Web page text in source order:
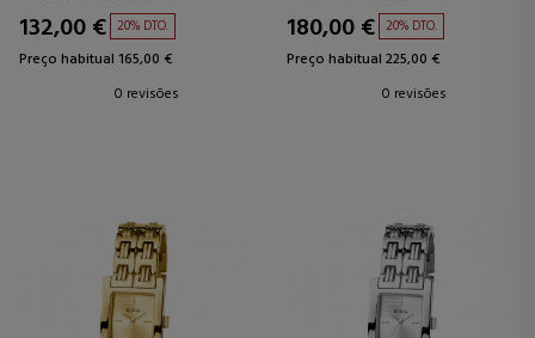
132,00 € 20% DTO.
Preço habitual 165,00 €
0 revisões
180,00 € 20% DTO.
Preço habitual 225,00 €
0 revisões